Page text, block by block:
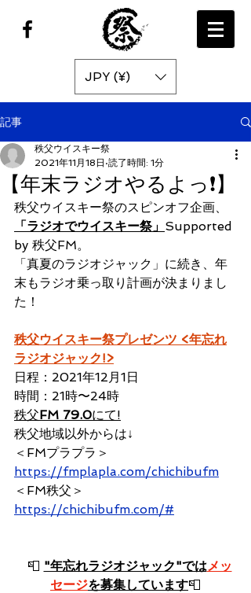
JPY (¥)
記事
【年末ラジオやるよっ❗️】
秩父ウイスキー祭
2021年11月18日 読了時間: 1分
秩父ウイスキー祭のスピンオフ企画、
「ラジオでウイスキー祭」 Supported
by 秩父FM。
「真夏のラジオジャック」 に続き、年
末もラジオ乗っ取り計画が決まりまし
た！
秩父ウイスキー祭プレゼンツ <年忘れ
ラジオジャック!>
日程：2021年12月1日
時間：21時〜24時
秩父FM 79.0にて!
秩父地域以外からは↓
＜FMプラプラ＞
https://fmplapla.com/chichibufm
＜FM秩父＞
https://chichibufm.com/#
  📮
"年忘れラジオジャック"ではメッ
セージを募集しています📮